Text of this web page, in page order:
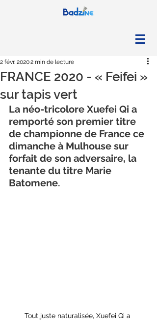
FRANCE 2020 - « Feifei »
sur tapis vert
2 févr. 20202 min de lecture
La néo-tricolore Xuefei Qi a
remporté son premier titre
de championne de France ce
dimanche à Mulhouse sur
forfait de son adversaire, la
tenante du titre Marie
Batomene.
Tout juste naturalisée, Xuefei Qi a